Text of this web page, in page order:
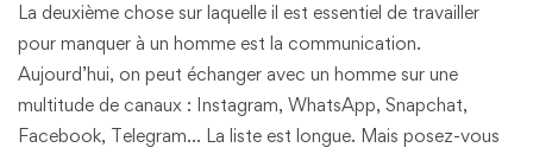
La deuxième chose sur laquelle il est essentiel de travailler
pour manquer à un homme est la communication.
Aujourd’hui, on peut échanger avec un homme sur une
multitude de canaux : Instagram, WhatsApp, Snapchat,
Facebook, Telegram… La liste est longue. Mais posez-vous